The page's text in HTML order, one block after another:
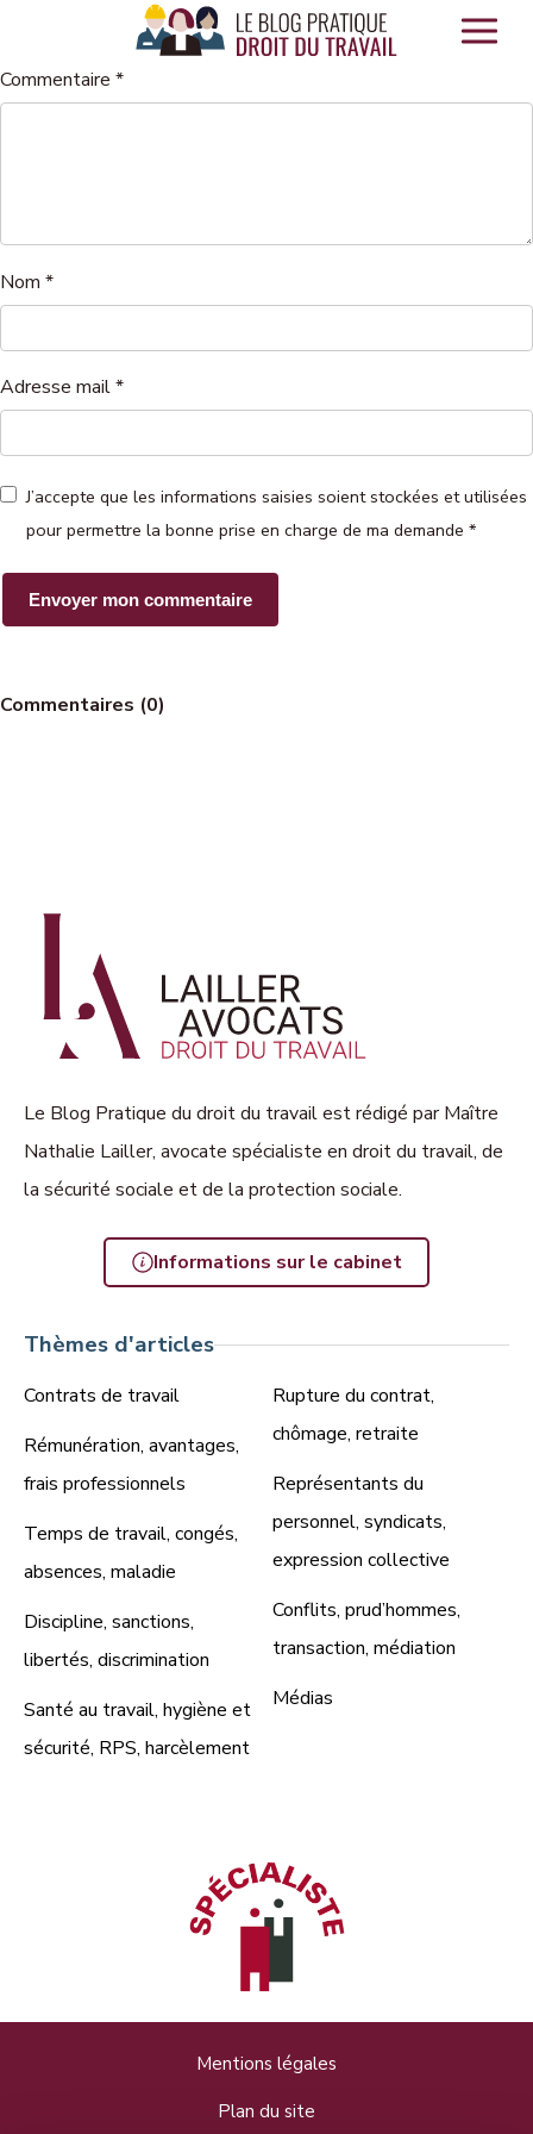
Panneau de gestion des cookies
Commentaire *
Nom *
Adresse mail*
J’accepte que les informations saisies soient stockées et utilisées
pour permettre la bonne prise en charge de ma demande *
Commentaires (0)
Le Blog Pratique du droit du travail est rédigé par Maître
Nathalie Lailler, avocate spécialiste en droit du travail, de
la sécurité sociale et de la protection sociale.
Informations sur le cabinet
Thèmes d'articles
Contrats de travail
Rémunération, avantages,
frais professionnels
Temps de travail, congés,
absences, maladie
Discipline, sanctions,
libertés, discrimination
Santé au travail, hygiène et
sécurité, RPS, harcèlement
Rupture du contrat,
chômage, retraite
Représentants du
personnel, syndicats,
expression collective
Conflits, prud’hommes,
transaction, médiation
Médias
Mentions légales
Plan du site